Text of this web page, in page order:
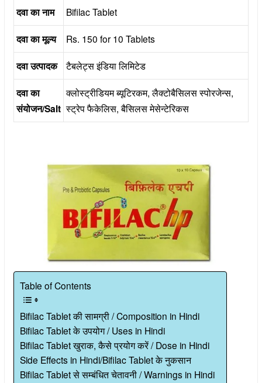
दवा का नाम Bifilac Tablet
दवा का मूल्य Rs. 150 for 10 Tablets
दवा उत्पादक टैबलेट्स इंडिया लिमिटेड
दवा का
संयोजन/Salt
क्लोस्ट्रीडियम ब्यूटिरकम, लैक्टोबैसिलस स्पोरजेन्स,
स्ट्रेप फैकेलिस, बैसिलस मेसेन्टेरिकस
Table of Contents
Bifilac Tablet की सामग्री / Composition in Hindi
Bifilac Tablet के उपयोग / Uses in Hindi
Bifilac Tablet खुराक, कैसे प्रयोग करें / Dose in Hindi
Side Effects in Hindi/Bifilac Tablet के नुकसान
Bifilac Tablet से सम्बंधित चेतावनी / Warnings in Hindi